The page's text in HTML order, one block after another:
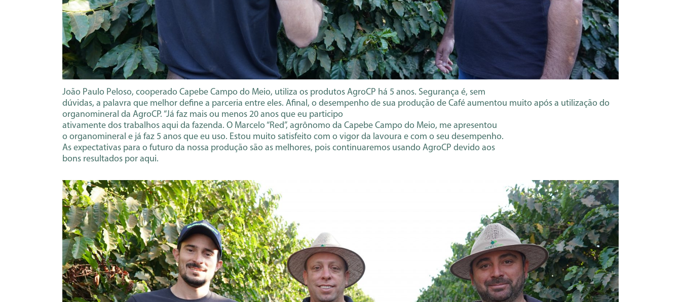
João Paulo Peloso, cooperado Capebe Campo do Meio, utiliza os produtos AgroCP há 5 anos. Segurança é, sem
dúvidas, a palavra que melhor define a parceria entre eles. Afinal, o desempenho de sua produção de Café aumentou muito após a utilização do
organomineral da AgroCP. “Já faz mais ou menos 20 anos que eu participo
ativamente dos trabalhos aqui da fazenda. O Marcelo “Red”, agrônomo da Capebe Campo do Meio, me apresentou
o organomineral e já faz 5 anos que eu uso. Estou muito satisfeito com o vigor da lavoura e com o seu desempenho.
As expectativas para o futuro da nossa produção são as melhores, pois continuaremos usando AgroCP devido aos
bons resultados por aqui.